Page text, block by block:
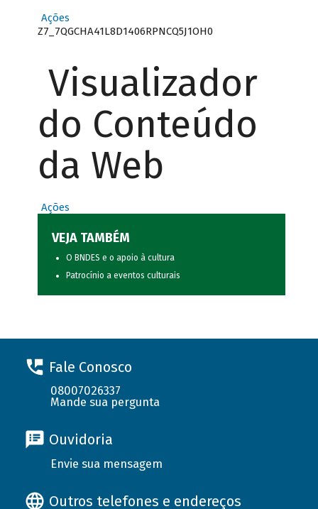
Ações
Z7_7QGCHA41L8D1406RPNCQ5J1OH0
Visualizador
do Conteúdo
da Web
Ações
VEJA TAMBÉM
O BNDES e o apoio à cultura
Patrocínio a eventos culturais
Fale Conosco
08007026337
Mande sua pergunta
Ouvidoria
Envie sua mensagem
Outros telefones e endereços